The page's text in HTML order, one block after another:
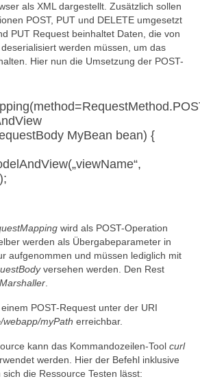
als XML dargestellt. Zusätzlich sollen
POST, PUT und DELETE umgesetzt
PUT Request beinhaltet Daten, die von
werden müssen, um das
Hier nun die Umsetzung der POST-
MyBean bean) {
wird als POST-Operation
werden als Übergabeparameter in
aufgenommen und müssen lediglich mit
versehen werden. Den Rest
POST-Request unter der URI
myPath erreichbar.
kann das Kommandozeilen-Tool curl
werden. Hier der Befehl inklusive
die Ressource Testen lässt: